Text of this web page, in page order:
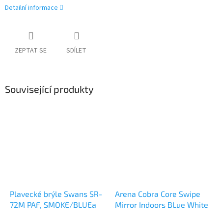
Detailní informace
ZEPTAT SE SDÍLET
Související produkty
Plavecké brýle Swans SR-
72M PAF, SMOKE/BLUEa
Arena Cobra Core Swipe
Mirror Indoors BLue White